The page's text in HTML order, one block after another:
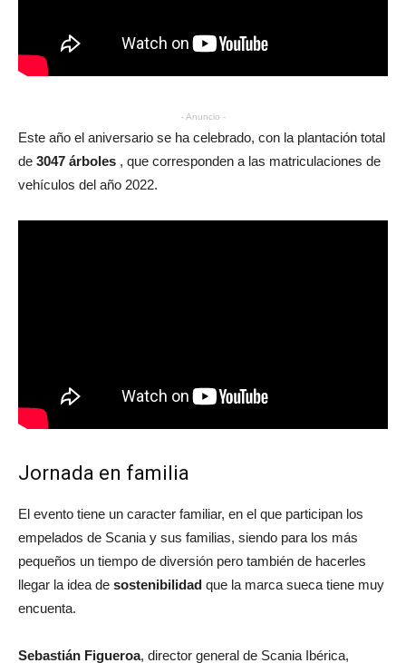
- Anuncio -
Este año el aniversario se ha celebrado, con la plantación total
de 3047 árboles , que corresponden a las matriculaciones de
vehículos del año 2022.
Jornada en familia
El evento tiene un caracter familiar, en el que participan los
empelados de Scania y sus familias, siendo para los más
pequeños un tiempo de diversión pero también de hacerles
llegar la idea de sostenibilidad que la marca sueca tiene muy
encuenta.
Sebastián Figueroa, director general de Scania Ibérica,